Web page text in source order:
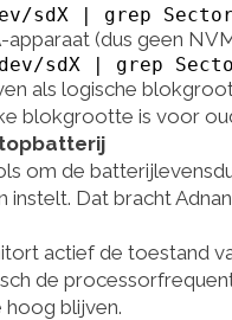
sdX | grep Sector
apparaat (dus geen
sdX | grep
als logische
blokgrootte is voor
om de
instelt. Dat bracht
actief de toestand
de
blijven.